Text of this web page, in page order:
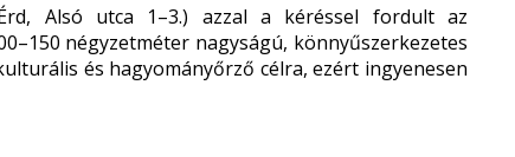
Alsó utca 1–3.) azzal a kéréssel fordult az
négyzetméter nagyságú, könnyűszerkezetes
és hagyományőrző célra, ezért ingyenesen